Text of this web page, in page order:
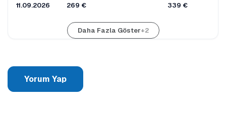
11.09.2026 269 € 339 €
Daha Fazla Göster+2
Yorum Yap